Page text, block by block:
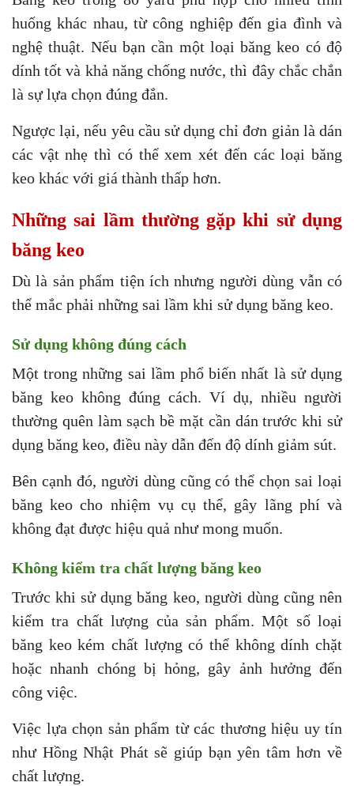
huống khác nhau, từ công nghiệp đến gia đình và
nghệ thuật. Nếu bạn cần một loại băng keo có độ
dính tốt và khả năng chống nước, thì đây chắc chắn
là sự lựa chọn đúng đắn.
Ngược lại, nếu yêu cầu sử dụng chỉ đơn giản là dán
các vật nhẹ thì có thể xem xét đến các loại băng
keo khác với giá thành thấp hơn.
Những sai lầm thường gặp khi sử dụng
băng keo
Dù là sản phẩm tiện ích nhưng người dùng vẫn có
thể mắc phải những sai lầm khi sử dụng băng keo.
Sử dụng không đúng cách
Một trong những sai lầm phổ biến nhất là sử dụng
băng keo không đúng cách. Ví dụ, nhiều người
thường quên làm sạch bề mặt cần dán trước khi sử
dụng băng keo, điều này dẫn đến độ dính giảm sút.
Bên cạnh đó, người dùng cũng có thể chọn sai loại
băng keo cho nhiệm vụ cụ thể, gây lãng phí và
không đạt được hiệu quả như mong muốn.
Không kiểm tra chất lượng băng keo
Trước khi sử dụng băng keo, người dùng cũng nên
kiểm tra chất lượng của sản phẩm. Một số loại
băng keo kém chất lượng có thể không dính chặt
hoặc nhanh chóng bị hỏng, gây ảnh hưởng đến
công việc.
Việc lựa chọn sản phẩm từ các thương hiệu uy tín
như Hồng Nhật Phát sẽ giúp bạn yên tâm hơn về
chất lượng.